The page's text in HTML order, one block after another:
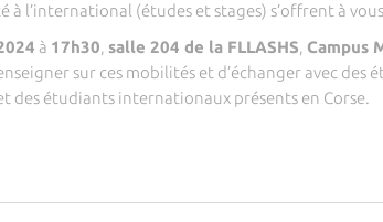
l’international (études et stages) s’offrent à
à 17h30, salle 204 de la FLLASHS, Campus
sur ces mobilités et d’échanger avec des
des étudiants internationaux présents en Corse.